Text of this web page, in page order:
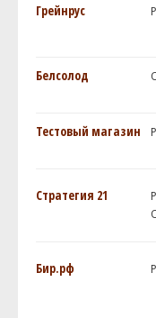
Грейнрус
Белсолод
Тестовый магазин
Стратегия 21
Бир.рф